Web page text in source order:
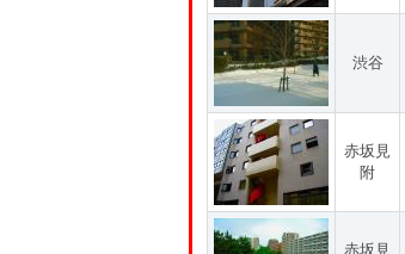
渋谷
赤坂見
附
赤坂見